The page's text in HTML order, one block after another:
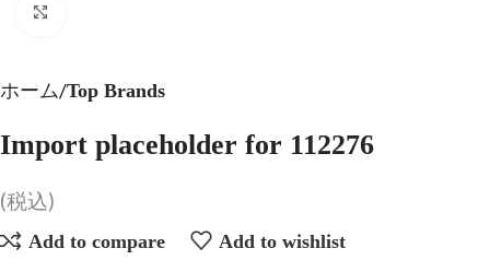
ホーム Top Brands
Import placeholder for 112276
(税込)
Add to compare Add to wishlist